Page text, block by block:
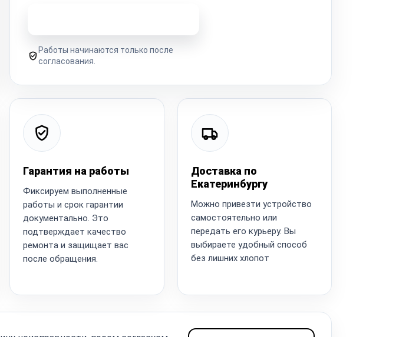
Работы начинаются только после
согласования.
Гарантия на работы
Фиксируем выполненные
работы и срок гарантии
документально. Это
подтверждает качество
ремонта и защищает вас
после обращения.
Доставка по
Екатеринбургу
Можно привезти устройство
самостоятельно или
передать его курьеру. Вы
выбираете удобный способ
без лишних хлопот